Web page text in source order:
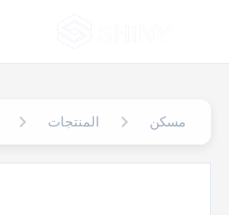
مسكن المنتجات